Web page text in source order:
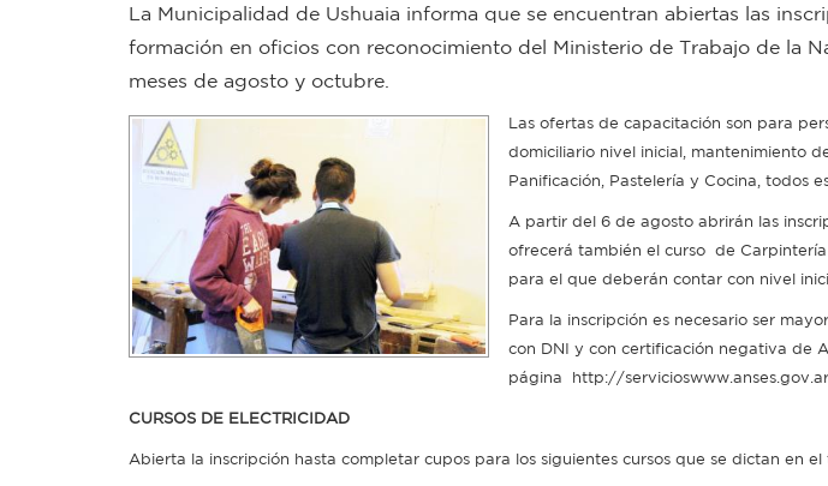
La Municipalidad de Ushuaia informa que se encuentran abiertas las
formación en oficios con reconocimiento del Ministerio de Trabajo de la
meses de agosto y octubre.
Las ofertas de capacitación son para
domiciliario nivel inicial, mantenimiento
Panificación, Pastelería y Cocina, todos
A partir del 6 de agosto abrirán las
ofrecerá también el curso de
para el que deberán contar con nivel
Para la inscripción es necesario ser
con DNI y con certificación negativa de
página http://
CURSOS DE ELECTRICIDAD
Abierta la inscripción hasta completar cupos para los siguientes cursos que se dictan en